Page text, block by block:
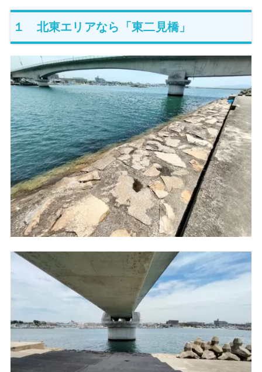
１ 北東エリアなら「東二見橋」